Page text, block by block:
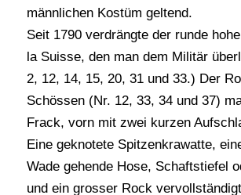
männlichen Kostüm geltend.
Seit 1790 verdrängte der runde
la Suisse, den man dem Militär
2, 12, 14, 15, 20, 31 und 33.) Der
Schössen (Nr. 12, 33, 34 und 37)
Frack, vorn mit zwei kurzen
Eine geknotete Spitzenkrawatte,
Wade gehende Hose, Schaftstiefel
und ein grosser Rock